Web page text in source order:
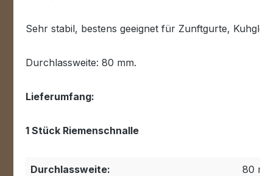
Sehr stabil, bestens geeignet für Zunftgurte,
Durchlassweite: 80 mm.
Lieferumfang:
1 Stück Riemenschnalle
Durchlassweite:
80